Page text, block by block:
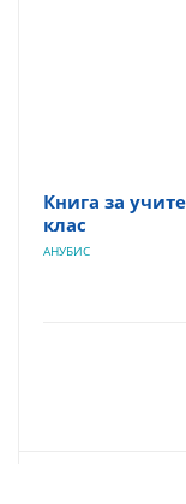
Книга за
клас
АНУБИС